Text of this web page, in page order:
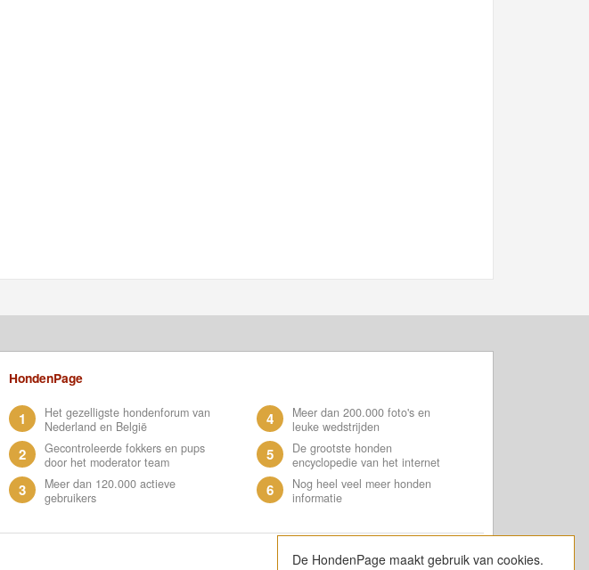
HondenPage
1
Het gezelligste hondenforum van
Nederland en België
2
Gecontroleerde fokkers en pups
door het moderator team
3
Meer dan 120.000 actieve
gebruikers
4
Meer dan 200.000 foto's en
leuke wedstrijden
5
De grootste honden
encyclopedie van het internet
6
Nog heel veel meer honden
informatie
De HondenPage maakt gebruik van cookies.